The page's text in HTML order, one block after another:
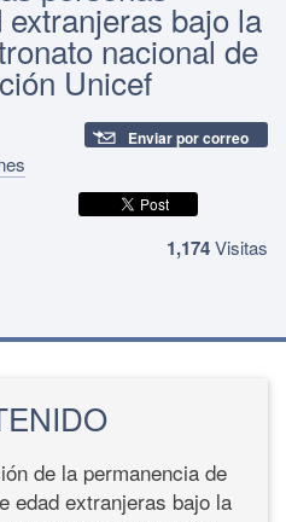
bajo la
nacional de
Unicef
Enviar por correo
1,174Visitas
de la permanencia de
edad extranjeras bajo la